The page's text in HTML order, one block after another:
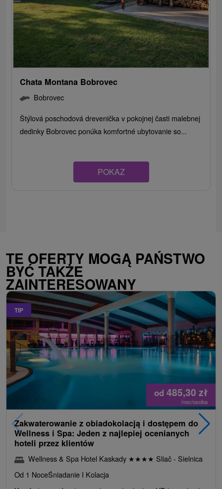
Chata Montana Bobrovec
Bobrovec
Štýlová poschodová drevenička v pokojnej časti malebnej
dedinky Bobrovec ponúka komfortné ubytovanie so...
POKAZ
TE OFERTY MOGĄ PAŃSTWO
BYĆ TAKŻE
ZAINTERESOWANY
TIP
od 485,30 zł
/noc/osoba
Zakwaterowanie z obiadokolacją i dostępem do
Wellness i Spa: Jeden z najlepiej ocenianych
hoteli przez klientów
Wellness & Spa Hotel Kaskady ★★★★ Sliač - Sielnica
Od 1 NoceŚniadanie I Kolacja